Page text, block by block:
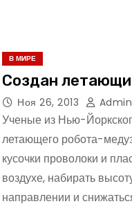
В МИРЕ
Создан
Ноя 26, 2013 Admin
Ученые из Нью-
летающего робота-
кусочки проволоки и
воздухе, набирать
направлении и